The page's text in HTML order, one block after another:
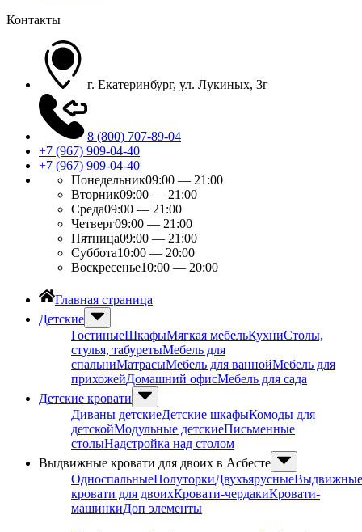
Контакты
г. Екатеринбург, ул. Лукиных, 3г
8 (800) 707-89-04
+7 (967) 909-04-40
+7 (967) 909-04-40
Понедельник09:00 — 21:00
Вторник09:00 — 21:00
Среда09:00 — 21:00
Четверг09:00 — 21:00
Пятница09:00 — 21:00
Суббота10:00 — 20:00
Воскресенье10:00 — 20:00
Главная страница
Детские
ГостиныеШкафыМягкая мебельКухниСтолы,
стулья, табуретыМебель для
спальниМатрасыМебель для ваннойМебель для
прихожейДомашний офисМебель для сада
Детские кровати
Диваны детскиеДетские шкафыКомоды для
детскойМодульные детскиеПисьменные
столыНадстройка над столом
Выдвижные кровати для двоих в Асбесте
ОдноспальныеПолуторкиДвухъярусныеВыдвижные
кровати для двоихКровати-чердакиКровати-
машинкиДоп элементы